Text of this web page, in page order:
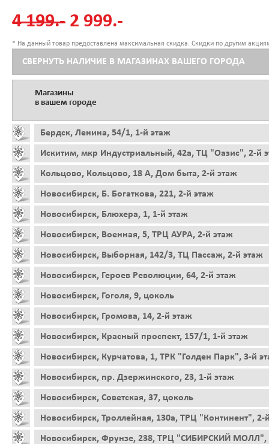
4 199.- 2 999.-
* На данный товар предоставлена максимальная скидка. Скидки по другим
СВЕРНУТЬ НАЛИЧИЕ В МАГАЗИНАХ ВАШЕГО ГОРОДА
Магазины
в вашем городе
Бердск, Ленина, 54/1, 1-й этаж
Искитим, мкр Индустриальный, 42а, ТЦ "Оазис", 2-й
Кольцово, Кольцово, 18 А, Дом быта, 2-й этаж
Новосибирск, Б. Богаткова, 221, 2-й этаж
Новосибирск, Блюхера, 1, 1-й этаж
Новосибирск, Военная, 5, ТРЦ АУРА, 2-й этаж
Новосибирск, Выборная, 142/3, ТЦ Пассаж, 2-й этаж
Новосибирск, Героев Революции, 64, 2-й этаж
Новосибирск, Гоголя, 9, цоколь
Новосибирск, Громова, 14, 2-й этаж
Новосибирск, Красный проспект, 157/1, 1-й этаж
Новосибирск, Курчатова, 1, ТРК "Голден Парк", 3-й
Новосибирск, пр. Дзержинского, 23, 1-й этаж
Новосибирск, Советская, 37, цоколь
Новосибирск, Троллейная, 130а, ТРЦ "Континент", 2-
Новосибирск, Фрунзе, 238, ТРЦ "СИБИРСКИЙ МОЛЛ",